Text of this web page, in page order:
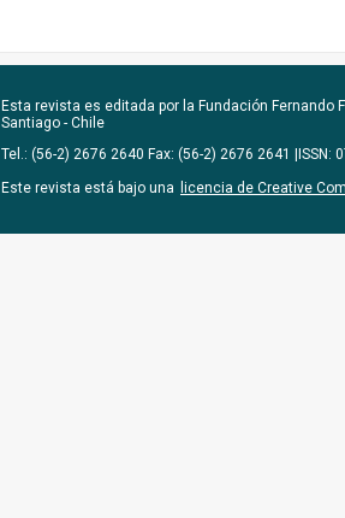
Esta revista es editada por la Fundación Fernando
Santiago - Chile
Tel.: (56-2) 2676 2640 Fax: (56-2) 2676 2641 |ISSN:
Este revista está bajo una
licencia de Creative